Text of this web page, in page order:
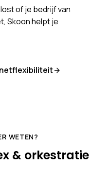
of je bedrijf van
Skoon helpt je
WETEN?
& orkestratie